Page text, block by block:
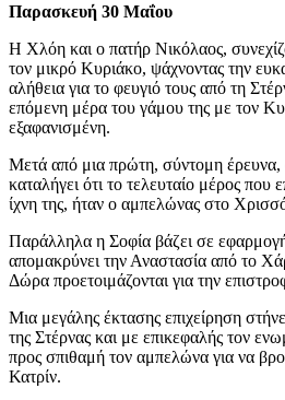
Παρασκευή 30 Μαΐου
Η Χλόη και ο πατήρ Νικόλαος,
τον μικρό Κυριάκο, ψάχνοντας την
αλήθεια για το φευγιό τους από τη
επόμενη μέρα του γάμου της με τον
εξαφανισμένη.
Μετά από μια πρώτη, σύντομη έρευνα,
καταλήγει ότι το τελευταίο μέρος που
ίχνη της, ήταν ο αμπελώνας στο
Παράλληλα η Σοφία βάζει σε
απομακρύνει την Αναστασία από το
Δώρα προετοιμάζονται για την
Μια μεγάλης έκτασης επιχείρηση
της Στέρνας και με επικεφαλής τον
προς σπιθαμή τον αμπελώνα για να
Κατρίν.